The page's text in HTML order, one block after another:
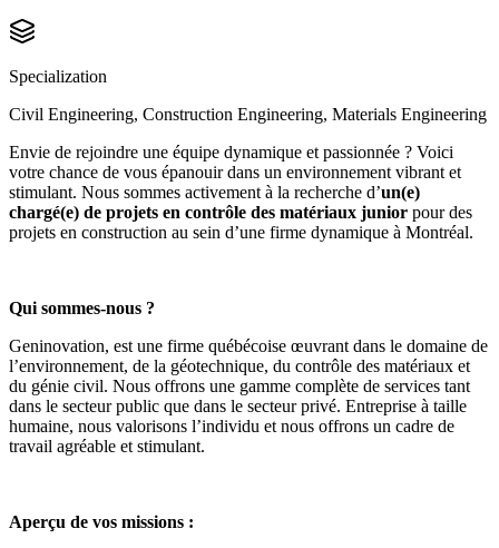
Specialization
Civil Engineering, Construction Engineering, Materials Engineering
Envie de rejoindre une équipe dynamique et passionnée ? Voici
votre chance de vous épanouir dans un environnement vibrant et
stimulant. Nous sommes activement à la recherche d’un(e)
chargé(e) de projets en contrôle des matériaux junior pour des
projets en construction au sein d’une firme dynamique à Montréal.
Qui sommes-nous ?
Geninovation, est une firme québécoise œuvrant dans le domaine de
l’environnement, de la géotechnique, du contrôle des matériaux et
du génie civil. Nous offrons une gamme complète de services tant
dans le secteur public que dans le secteur privé. Entreprise à taille
humaine, nous valorisons l’individu et nous offrons un cadre de
travail agréable et stimulant.
Aperçu de vos missions :